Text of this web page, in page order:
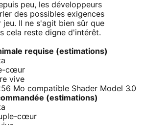
peu, les développeurs
des possibles exigences
jeu. Il ne s'agit bien sûr que
cela reste digne d'intérêt.
requise (estimations)
cœur
vive
Mo compatible Shader Model 3.0
(estimations)
cœur